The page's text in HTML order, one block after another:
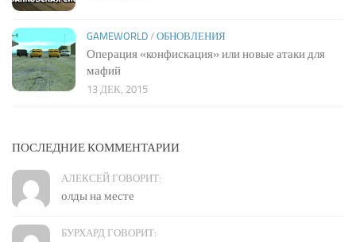
GAMEWORLD / ОБНОВЛЕНИЯ
Операция «конфискация» или новые атаки для
мафий
13 ДЕК, 2015
ПОСЛЕДНИЕ КОММЕНТАРИИ
АЛЕКСЕЙ ГОВОРИТ:
олды на месте
БУРХАРД ГОВОРИТ: